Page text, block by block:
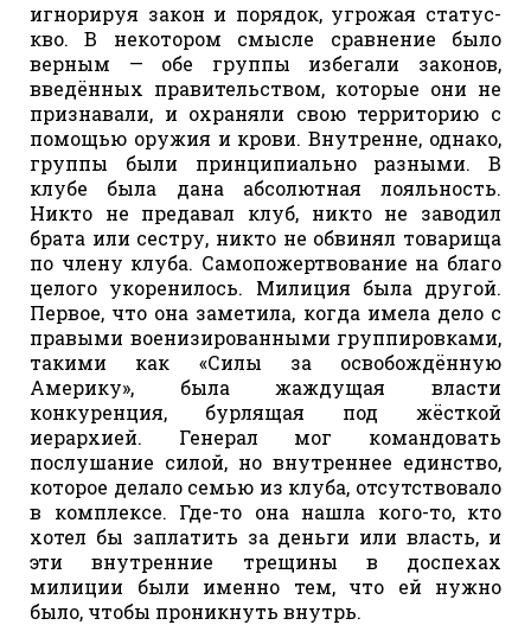
игнорируя закон и порядок, угрожая статус-
кво. В некотором смысле сравнение было
верным — обе группы избегали законов,
введённых правительством, которые они не
признавали, и охраняли свою территорию с
помощью оружия и крови. Внутренне, однако,
группы были принципиально разными. В
клубе была дана абсолютная лояльность.
Никто не предавал клуб, никто не заводил
брата или сестру, никто не обвинял товарища
по члену клуба. Самопожертвование на благо
целого укоренилось. Милиция была другой.
Первое, что она заметила, когда имела дело с
правыми военизированными группировками,
такими как «Силы за освобождённую
Америку», была жаждущая власти
конкуренция, бурлящая под жёсткой
иерархией. Генерал мог командовать
послушание силой, но внутреннее единство,
которое делало семью из клуба, отсутствовало
в комплексе. Где-то она нашла кого-то, кто
хотел бы заплатить за деньги или власть, и
эти внутренние трещины в доспехах
милиции были именно тем, что ей нужно
было, чтобы проникнуть внутрь.